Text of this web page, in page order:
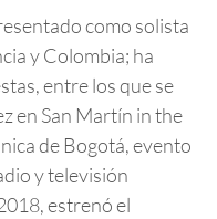
como solista
y Colombia; ha
entre los que se
en San Martín in the
de Bogotá, evento
y televisión
estrenó el